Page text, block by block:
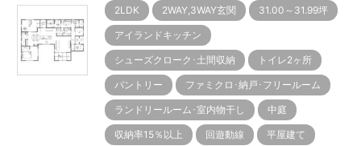
2LDK 2WAY,3WAY玄関 31.00～31.99坪
アイランドキッチン
シューズクローク･土間収納 トイレ2ヶ所
パントリー ファミクロ･納戸･フリールーム
ランドリールーム･室内物干し 中庭
収納率15％以上 回遊動線 平屋建て